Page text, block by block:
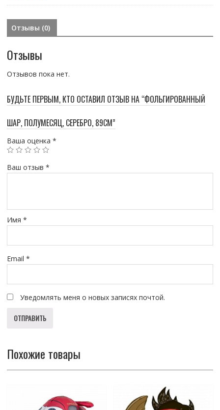
Отзывы (0)
Отзывы
Отзывов пока нет.
БУДЬТЕ ПЕРВЫМ, КТО ОСТАВИЛ ОТЗЫВ НА “ФОЛЬГИРОВАННЫЙ
ШАР, ПОЛУМЕСЯЦ, СЕРЕБРО, 89СМ”
Ваша оценка *
Ваш отзыв *
Имя *
Email *
Уведомлять меня о новых записях почтой.
Похожие товары